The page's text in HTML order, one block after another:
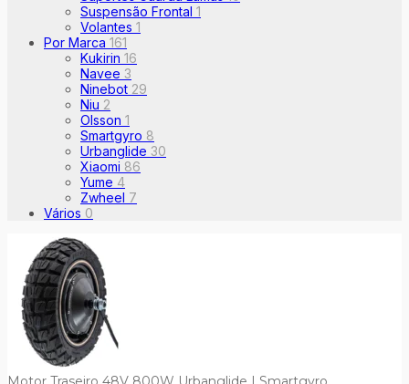
Suspensão Frontal 1
Volantes 1
Por Marca 161
Kukirin 16
Navee 3
Ninebot 29
Niu 2
Olsson 1
Smartgyro 8
Urbanglide 30
Xiaomi 86
Yume 4
Zwheel 7
Vários 0